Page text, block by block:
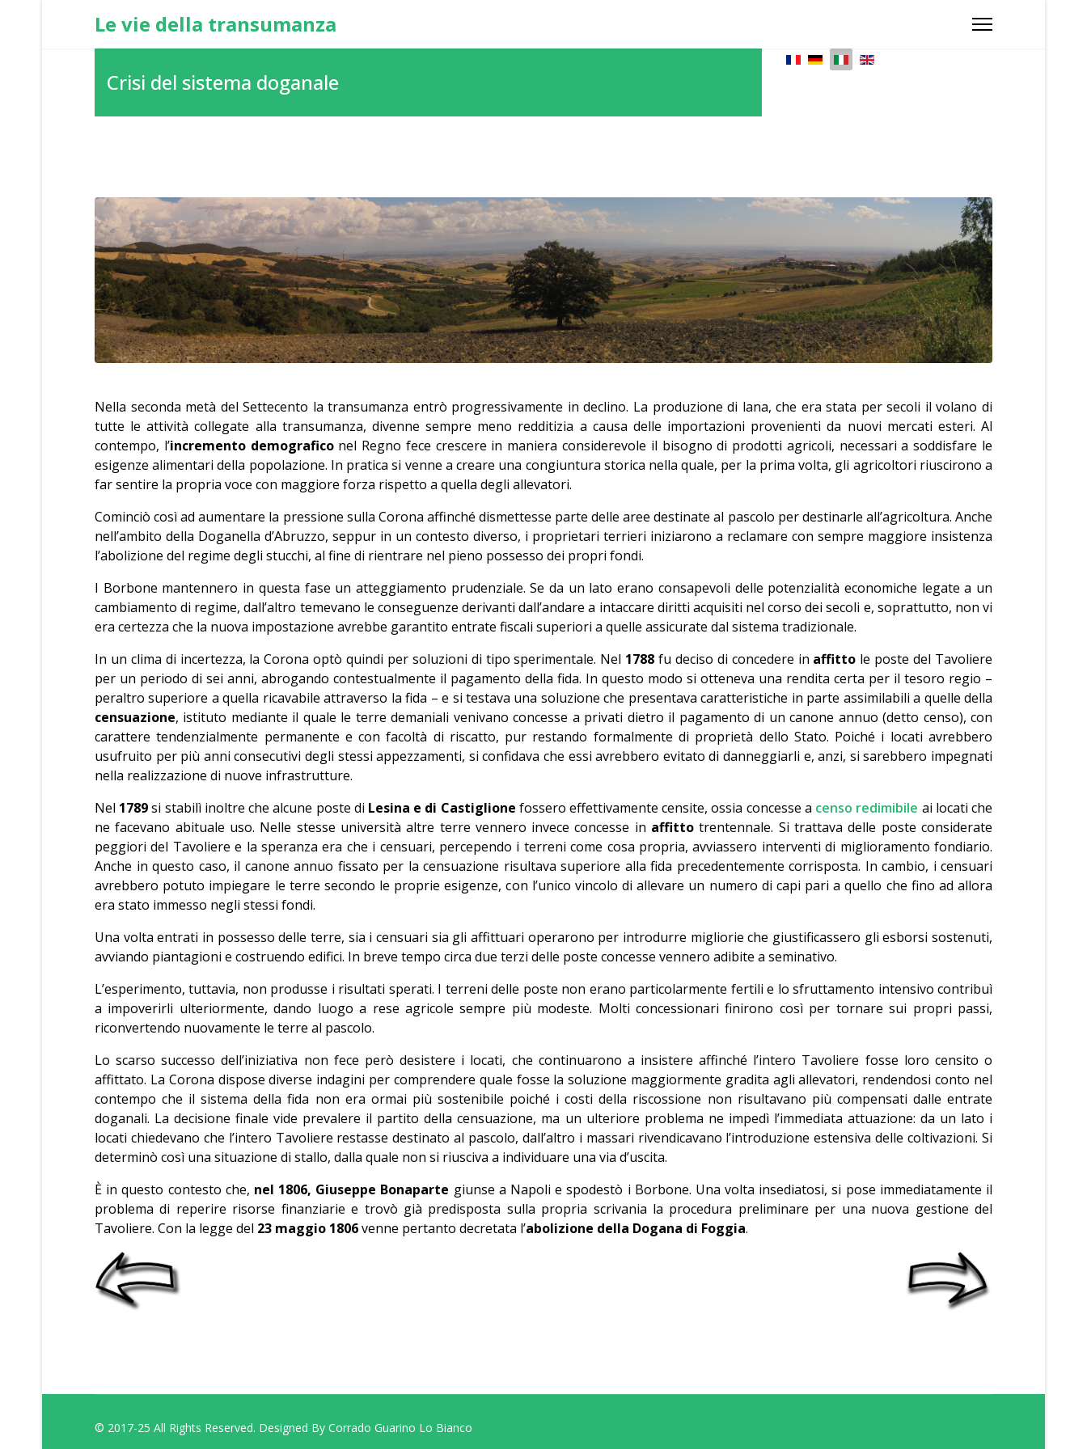
Le vie della transumanza
Crisi del sistema doganale
Seleziona la tua lingua
Nella seconda metà del Settecento la transumanza entrò progressivamente in declino. La produzione di lana, che era stata per secoli il volano di
tutte le attività collegate alla transumanza, divenne sempre meno redditizia a causa delle importazioni provenienti da nuovi mercati esteri. Al
contempo, l’incremento demograficonel Regno fece crescere in maniera considerevole il bisogno di prodotti agricoli, necessari a soddisfare le
esigenze alimentari della popolazione. In pratica si venne a creare una congiuntura storica nella quale, per la prima volta, gli agricoltori riuscirono a
far sentire la propria voce con maggiore forza rispetto a quella degli allevatori.
Cominciò così ad aumentare la pressione sulla Corona affinché dismettesse parte delle aree destinate al pascolo per destinarle all’agricoltura. Anche
nell’ambito della Doganella d’Abruzzo, seppur in un contesto diverso, i proprietari terrieri iniziarono a reclamare con sempre maggiore insistenza
l’abolizione del regime degli stucchi, al fine di rientrare nel pieno possesso dei propri fondi.
I Borbone mantennero in questa fase un atteggiamento prudenziale. Se da un lato erano consapevoli delle potenzialità economiche legate a un
cambiamento di regime, dall’altro temevano le conseguenze derivanti dall’andare a intaccare diritti acquisiti nel corso dei secoli e, soprattutto, non vi
era certezza che la nuova impostazione avrebbe garantito entrate fiscali superiori a quelle assicurate dal sistema tradizionale.
In un clima di incertezza, la Corona optò quindi per soluzioni di tipo sperimentale. Nel 1788 fu deciso di concedere in affitto le poste del Tavoliere
per un periodo di sei anni, abrogando contestualmente il pagamento della fida. In questo modo si otteneva una rendita certa per il tesoro regio –
peraltro superiore a quella ricavabile attraverso la fida – e si testava una soluzione che presentava caratteristiche in parte assimilabili a quelle della
censuazione, istituto mediante il quale le terre demaniali venivano concesse a privati dietro il pagamento di un canone annuo (detto censo), con
carattere tendenzialmente permanente e con facoltà di riscatto, pur restando formalmente di proprietà dello Stato. Poiché i locati avrebbero
usufruito per più anni consecutivi degli stessi appezzamenti, si confidava che essi avrebbero evitato di danneggiarli e, anzi, si sarebbero impegnati
nella realizzazione di nuove infrastrutture.
Nel 1789si stabilì inoltre che alcune poste di Lesina e di Castiglione fossero effettivamente censite, ossia concesse a censo redimibile ai locati che
ne facevano abituale uso. Nelle stesse università altre terre vennero invece concesse in affitto trentennale. Si trattava delle poste considerate
peggiori del Tavoliere e la speranza era che i censuari, percependo i terreni come cosa propria, avviassero interventi di miglioramento fondiario.
Anche in questo caso, il canone annuo fissato per la censuazione risultava superiore alla fida precedentemente corrisposta. In cambio, i censuari
avrebbero potuto impiegare le terre secondo le proprie esigenze, con l’unico vincolo di allevare un numero di capi pari a quello che fino ad allora
era stato immesso negli stessi fondi.
Una volta entrati in possesso delle terre, sia i censuari sia gli affittuari operarono per introdurre migliorie che giustificassero gli esborsi sostenuti,
avviando piantagioni e costruendo edifici. In breve tempo circa due terzi delle poste concesse vennero adibite a seminativo.
L’esperimento, tuttavia, non produsse i risultati sperati. I terreni delle poste non erano particolarmente fertili e lo sfruttamento intensivo contribuì
a impoverirli ulteriormente, dando luogo a rese agricole sempre più modeste. Molti concessionari finirono così per tornare sui propri passi,
riconvertendo nuovamente le terre al pascolo.
Lo scarso successo dell’iniziativa non fece però desistere i locati, che continuarono a insistere affinché l’intero Tavoliere fosse loro censito o
affittato. La Corona dispose diverse indagini per comprendere quale fosse la soluzione maggiormente gradita agli allevatori, rendendosi conto nel
contempo che il sistema della fida non era ormai più sostenibile poiché i costi della riscossione non risultavano più compensati dalle entrate
doganali. La decisione finale vide prevalere il partito della censuazione, ma un ulteriore problema ne impedì l’immediata attuazione: da un lato i
locati chiedevano che l’intero Tavoliere restasse destinato al pascolo, dall’altro i massari rivendicavano l’introduzione estensiva delle coltivazioni. Si
determinò così una situazione di stallo, dalla quale non si riusciva a individuare una via d’uscita.
È in questo contesto che, nel 1806, Giuseppe Bonaparte giunse a Napoli e spodestò i Borbone. Una volta insediatosi, si pose immediatamente il
problema di reperire risorse finanziarie e trovò già predisposta sulla propria scrivania la procedura preliminare per una nuova gestione del
Tavoliere. Con la legge del 23 maggio 1806venne pertanto decretata l’abolizione della Dogana di Foggia.
© 2017-25 All Rights Reserved. Designed By Corrado Guarino Lo Bianco